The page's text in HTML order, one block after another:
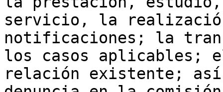
servicio, la realización
notificaciones; la
los casos aplicables;
relación existente; así